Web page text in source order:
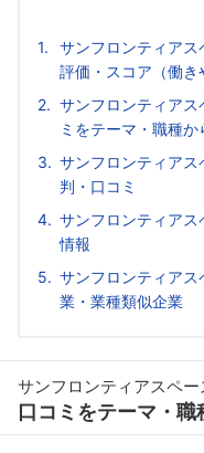
サンフロンティア
評価・スコア（働き
サンフロンティアス
ミをテーマ・職種か
サンフロンティア
判・口コミ
サンフロンティア
情報
サンフロンティア
業・業種類似企業
サンフロンティアスペ
口コミをテーマ・職